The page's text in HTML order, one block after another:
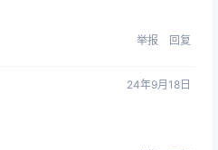
举报 回复
24年9月18日